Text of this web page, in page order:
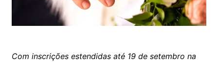
Com inscrições estendidas até 19 de setembro na